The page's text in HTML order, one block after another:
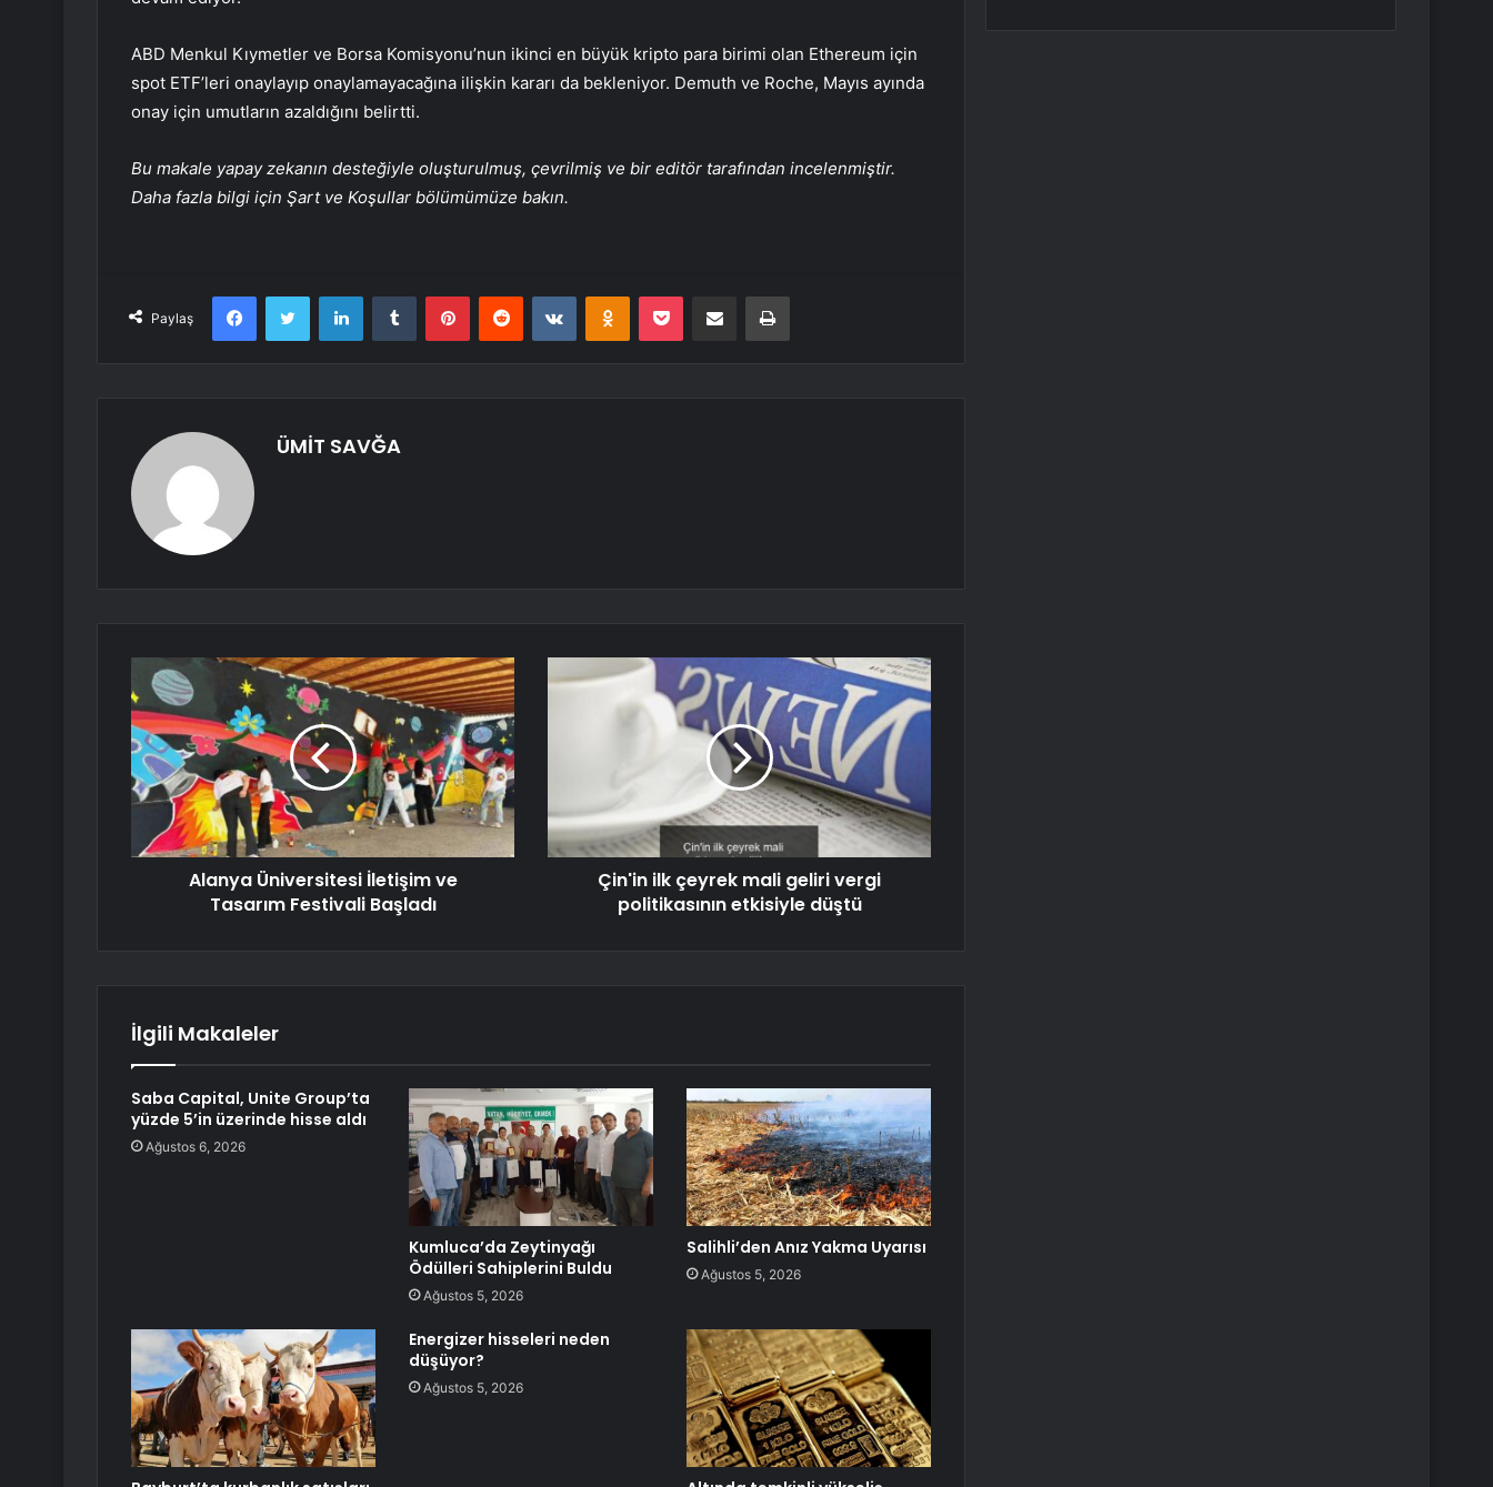
ABD Menkul Kıymetler ve Borsa Komisyonu’nun ikinci en büyük kripto para birimi olan Ethereum için
spot ETF’leri onaylayıp onaylamayacağına ilişkin kararı da bekleniyor. Demuth ve Roche, Mayıs ayında
onay için umutların azaldığını belirtti.
Bu makale yapay zekanın desteğiyle oluşturulmuş, çevrilmiş ve bir editör tarafından incelenmiştir.
Daha fazla bilgi için Şart ve Koşullar bölümümüze bakın.
Paylaş
FacebookTwitter LinkedInTumblr PinterestReddit VKontakteOdnoklassniki
Pocket E-Posta ile paylaş Yazdır
ÜMİT SAVĞA
Alanya Üniversitesi İletişim ve
Tasarım Festivali Başladı
Çin'in ilk çeyrek mali geliri vergi
politikasının etkisiyle düştü
İlgili Makaleler
Saba Capital, Unite Group’ta
yüzde 5’in üzerinde hisse aldı
Ağustos 6, 2026
Kumluca’da Zeytinyağı
Ödülleri Sahiplerini Buldu
Ağustos 5, 2026
Salihli’den Anız Yakma Uyarısı
Ağustos 5, 2026
Energizer hisseleri neden
düşüyor?
Ağustos 5, 2026